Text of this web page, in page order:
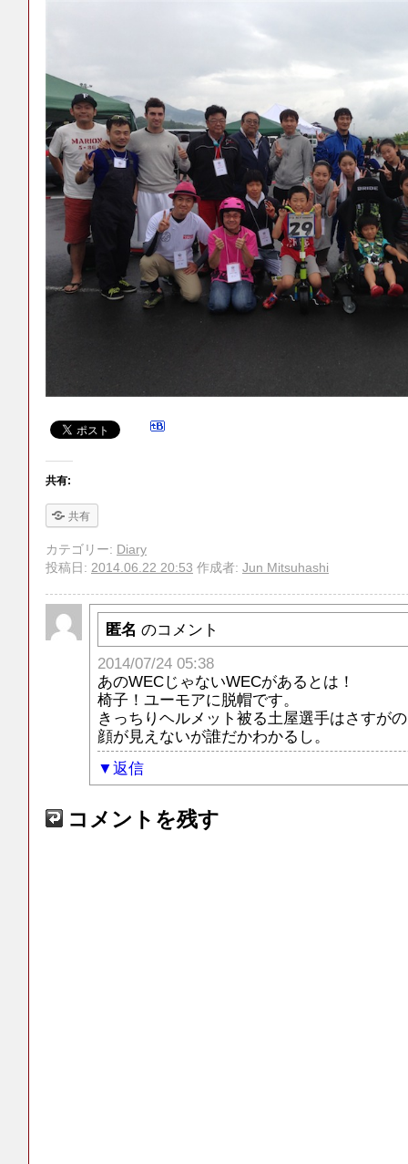
共有:
共有
カテゴリー: Diary
投稿日: 2014.06.22 20:53 作成者: Jun Mitsuhashi
匿名 のコメント
2014/07/24 05:38
あのWECじゃないWECがあるとは！
椅子！ユーモアに脱帽です。
きっちりヘルメット被る土屋選手はさすが
顔が見えないが誰だかわかるし。
返信
コメントを残す